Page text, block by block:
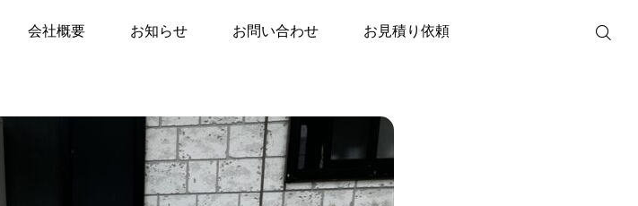
会社概要 お知らせ お問い合わせ お見積り依頼
交換工事】宮崎市清武町にて 10年前のエコキュート→三菱SRT-C466（セミオートタイプ）